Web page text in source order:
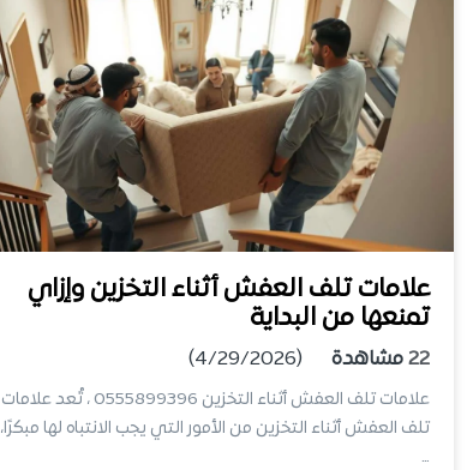
علامات تلف العفش أثناء التخزين وإزاي
تمنعها من البداية
22 مشاهدة (4/29/2026)
علامات تلف العفش أثناء التخزين 0555899396 ، تُعد علامات
تلف العفش أثناء التخزين من الأمور التي يجب الانتباه لها مبكرًا،
…